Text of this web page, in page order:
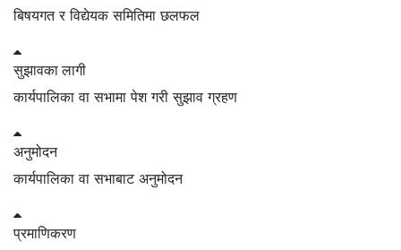
बिषयगत र विद्येयक समितिमा छलफल
सुझावकालागी
कार्यपालिका वा सभामा पेश गरी सुझाव ग्रहण
अनुमोदन
कार्यपालिका वा सभाबाट अनुमोदन
प्रमाणिकरण